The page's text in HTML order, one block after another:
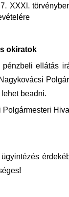
XXXI.
okiratok
ellátás
beadni.
Polgármesteri